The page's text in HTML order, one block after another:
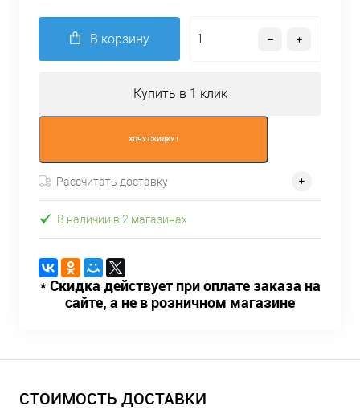
В корзину
Купить в 1 клик
ХОЧУ СКИДКУ !
Рассчитать доставку
В наличии в 2 магазинах
* Скидка действует при оплате заказа на
сайте, а не в розничном магазине
СТОИМОСТЬ ДОСТАВКИ